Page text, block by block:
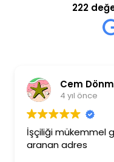
222
Cem
4 yıl önce
İşçiliği mükemmel
aranan adres